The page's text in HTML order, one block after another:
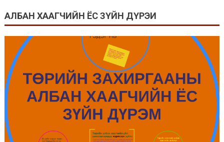
АЛБАН ХААГЧИЙН ЁС ЗҮЙН ДҮРЭИ